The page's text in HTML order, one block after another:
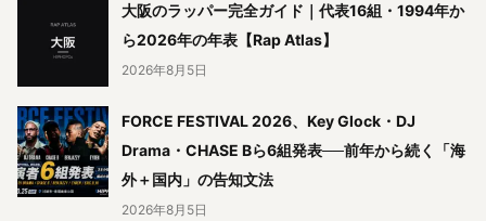
大阪のラッパー完全ガイド｜代表16組・1994年か
ら2026年の年表【Rap Atlas】
2026年8月5日
FORCE FESTIVAL 2026、Key Glock・DJ
Drama・CHASE Bら6組発表──前年から続く「海
外＋国内」の告知文法
2026年8月5日